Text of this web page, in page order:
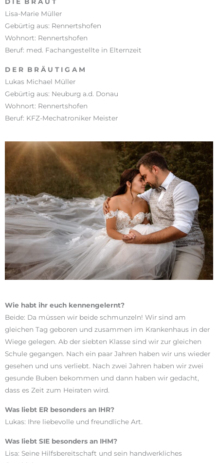
Lisa-Marie Müller
Gebürtig aus: Rennertshofen
Wohnort: Rennertshofen
Beruf: med. Fachangestellte in Elternzeit
D E R B R Ä U T I G A M
Lukas Michael Müller
Gebürtig aus: Neuburg a.d. Donau
Wohnort: Rennertshofen
Beruf: KFZ-Mechatroniker Meister
Wie habt ihr euch kennengelernt?
Beide: Da müssen wir beide schmunzeln! Wir sind am
gleichen Tag geboren und zusammen im Krankenhaus in der
Wiege gelegen. Ab der siebten Klasse sind wir zur gleichen
Schule gegangen. Nach ein paar Jahren haben wir uns wieder
gesehen und uns verliebt. Nach zwei Jahren haben wir zwei
gesunde Buben bekommen und dann haben wir gedacht,
dass es Zeit zum Heiraten wird.
Was liebt ER besonders an IHR?
Lukas: Ihre liebevolle und freundliche Art.
Was liebt SIE besonders an IHM?
Lisa: Seine Hilfsbereitschaft und sein handwerkliches